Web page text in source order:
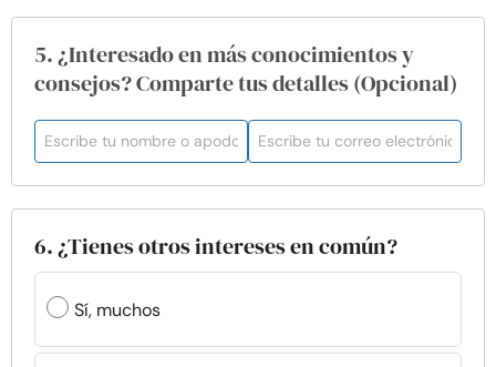
5. ¿Interesado en más conocimientos y
consejos? Comparte tus detalles (Opcional)
6. ¿Tienes otros intereses en común?
Sí, muchos